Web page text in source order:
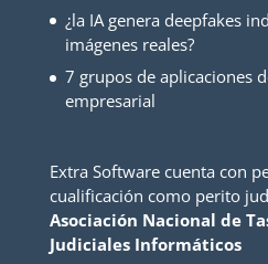
¿la IA genera deepfakes
imágenes reales?
7 grupos de aplicaciones
empresarial
Extra Software cuenta con
cualificación como perito
Asociación Nacional de
Judiciales Informáticos